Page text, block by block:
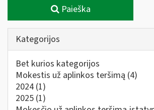
Paieška
Kategorijos
Bet kurios kategorijos
Mokestis už aplinkos teršimą (4)
2024 (1)
2025 (1)